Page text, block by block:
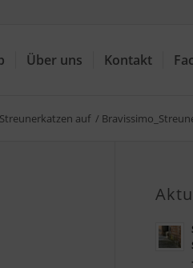
Über uns Kontakt
auf /